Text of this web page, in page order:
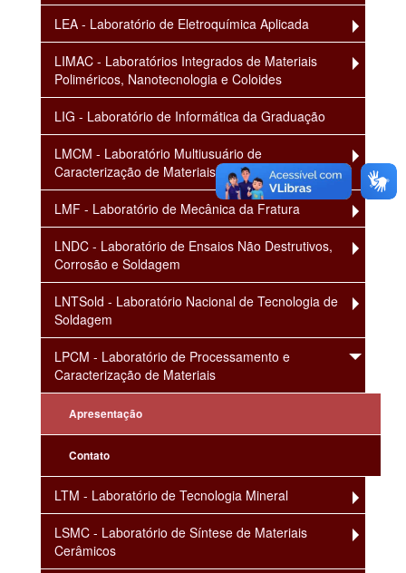
LEA - Laboratório de Eletroquímica Aplicada
LIMAC - Laboratórios Integrados de Materiais
Poliméricos, Nanotecnologia e Coloides
LIG - Laboratório de Informática da Graduação
LMCM - Laboratório Multiusuário de
Caracterização de Materiais
LMF - Laboratório de Mecânica da Fratura
LNDC - Laboratório de Ensaios Não Destrutivos,
Corrosão e Soldagem
LNTSold - Laboratório Nacional de Tecnologia de
Soldagem
LPCM - Laboratório de Processamento e
Caracterização de Materiais
Apresentação
Contato
LTM - Laboratório de Tecnologia Mineral
LSMC - Laboratório de Síntese de Materiais
Cerâmicos